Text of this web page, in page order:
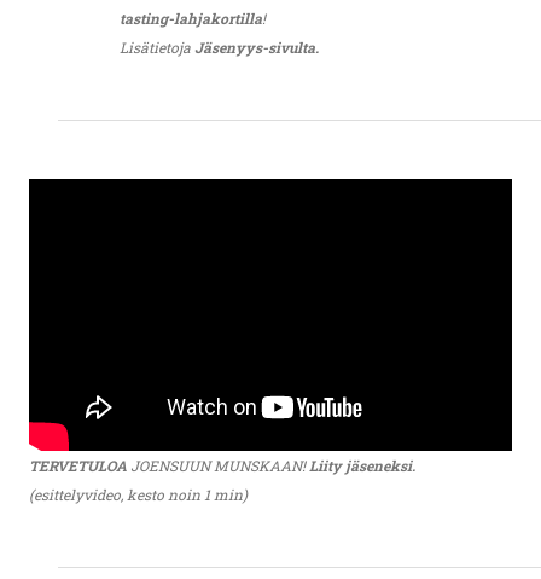
tasting-lahjakortilla!
Lisätietoja Jäsenyys-sivulta.
TERVETULOA JOENSUUN MUNSKAAN! Liity jäseneksi.
(esittelyvideo, kesto noin 1 min)